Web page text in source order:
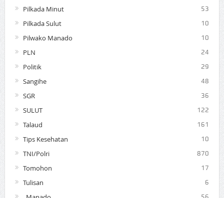
Pilkada Minut 53
Pilkada Sulut 10
Pilwako Manado 10
PLN 24
Politik 29
Sangihe 48
SGR 36
SULUT 122
Talaud 161
Tips Kesehatan 10
TNI/Polri 870
Tomohon 17
Tulisan 6